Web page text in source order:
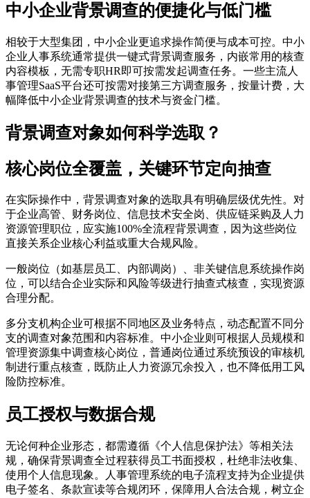
中小企业背景调查的便捷化与低门槛
相较于大型集团，中小企业更追求操作简便与成本可控。中小
企业人事系统通常提供一键式背景调查服务，内嵌常用的核查
内容模板，无需专职HR即可按需发起调查任务。一些主流人
事管理SaaS平台还可按需对接第三方调查服务，按量计费，大
幅降低中小企业背景调查的技术与资金门槛。
背景调查对象如何科学选取？
核心岗位全覆盖，关键环节定向抽查
在实际操作中，背景调查对象的选取具有明确层级优先性。对
于企业高管、财务岗位、信息技术安全岗、供应链采购及人力
资源管理职位，应实施100%全流程背景调查，因为这些岗位
直接关系企业核心利益或重大合规风险。
一般岗位（如基层员工、内部调岗）、非关键信息系统操作岗
位，可以结合企业实际和风险等级进行抽查式核查，实现资源
合理分配。
多分支机构企业可根据不同地区及业务特点，动态配置不同分
支的调查对象范围和内容标准。中小企业则可根据人员规模和
管理资源集中调查核心岗位，普通岗位通过系统预设的审核机
制进行重点核查，既防止人力资源冗余投入，也不降低用工风
险防控标准。
员工授权与数据合规
无论何种企业形态，都需遵循《个人信息保护法》等相关法
规，确保背景调查全过程获得员工书面授权，杜绝非法收集、
使用个人信息现象。人事管理系统的电子流程支持为企业提供
电子签名、条款宣读等合规闭环，保障用人合法合规，树立企